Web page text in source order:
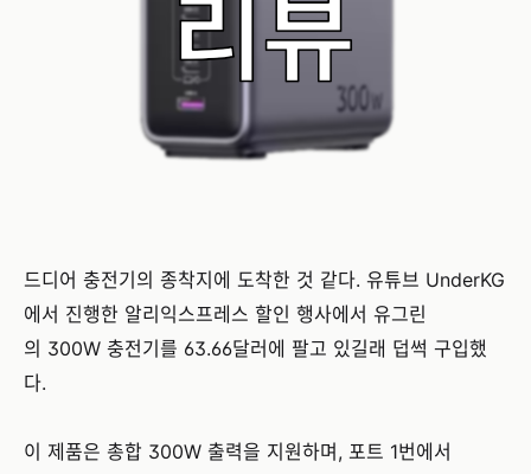
드디어 충전기의 종착지에 도착한 것 같다. 유튜브 UnderKG
에서 진행한 알리익스프레스 할인 행사에서 유그린
의 300W 충전기를 63.66달러에 팔고 있길래 덥썩 구입했
다.
이 제품은 총합 300W 출력을 지원하며, 포트 1번에서